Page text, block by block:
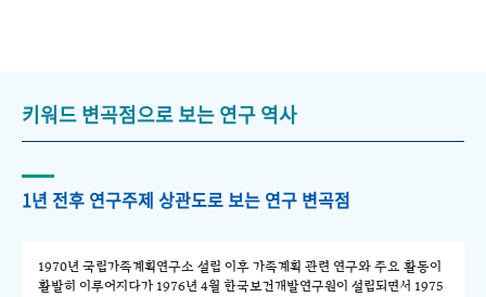
키워드 변곡점으로 보는 연구 역사
1년 전후 연구주제 상관도로 보는 연구 변곡점
1970년 국립가족계획연구소 설립 이후 가족계획 관련 연구와 주요 활동이
활발히 이루어지다가 1976년 4월 한국보건개발연구원이 설립되면서 1975